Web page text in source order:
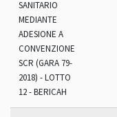
SANITARIO
MEDIANTE
ADESIONE A
CONVENZIONE
SCR (GARA 79-
2018) - LOTTO
12 - BERICAH